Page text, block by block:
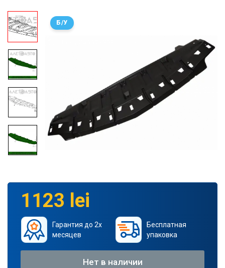
Б/У
1123 lei
Гарантия до 2х
месяцев
Бесплатная
упаковка
Нет в наличии